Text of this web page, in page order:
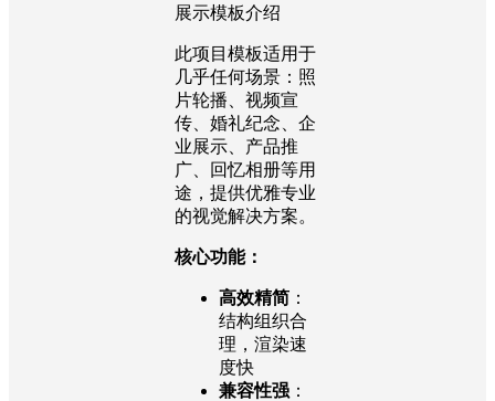
展示模板介绍
此项目模板适用于
几乎任何场景：照
片轮播、视频宣
传、婚礼纪念、企
业展示、产品推
广、回忆相册等用
途，提供优雅专业
的视觉解决方案。
核心功能：
高效精简 ：
结构组织合
理，渲染速
度快
兼容性强 ：